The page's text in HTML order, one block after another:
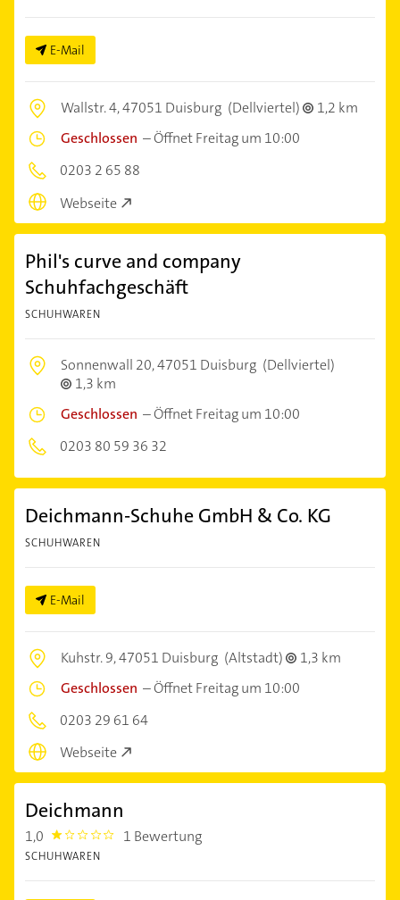
E-Mail
Wallstr. 4,47051 Duisburg (Dellviertel)
1,2 km
Geschlossen –Öffnet Freitag um 10:00
0203 2 65 88
Webseite
Phil's curve and company
Schuhfachgeschäft
SCHUHWAREN
Sonnenwall 20,47051 Duisburg (Dellviertel)
1,3 km
Geschlossen –Öffnet Freitag um 10:00
0203 80 59 36 32
Deichmann-Schuhe GmbH & Co. KG
SCHUHWAREN
E-Mail
Kuhstr. 9,47051 Duisburg (Altstadt)
1,3 km
Geschlossen –Öffnet Freitag um 10:00
0203 29 61 64
Webseite
Deichmann
1,0 1.0 1 Bewertung
SCHUHWAREN